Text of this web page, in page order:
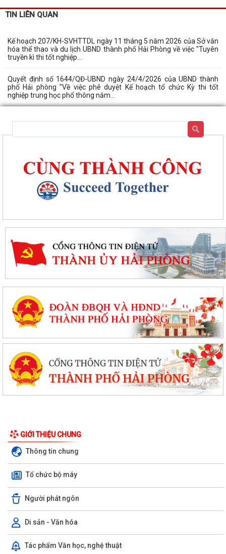
TIN LIÊN QUAN
Kế hoạch 207/KH-SVHTTDL ngày 11 tháng 5 năm 2026 của Sở văn
hóa thể thao và du lịch UBND thành phố Hải Phòng về việc "Tuyên
truyền kì thi tốt nghiệp...
Quyết định số 1644/QĐ-UBND ngày 24/4/2026 của UBND thành
phố Hải phòng "Về việc phê duyệt Kế hoạch tổ chức Kỳ thi tốt
nghiệp trung học phổ thông năm...
GIỚI THIỆU CHUNG
Thông tin chung
Tổ chức bộ máy
Người phát ngôn
Di sản - Văn hóa
Tác phẩm Văn học, nghệ thuật
trên Nền tảng “Bình dân học...